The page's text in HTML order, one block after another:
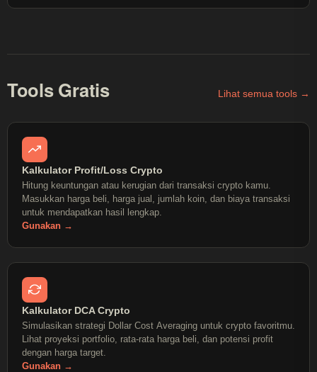
Tools Gratis Lihat semua tools →
Kalkulator Profit/Loss Crypto
Hitung keuntungan atau kerugian dari transaksi crypto kamu.
Masukkan harga beli, harga jual, jumlah koin, dan biaya transaksi
untuk mendapatkan hasil lengkap.
Gunakan →
Kalkulator DCA Crypto
Simulasikan strategi Dollar Cost Averaging untuk crypto favoritmu.
Lihat proyeksi portfolio, rata-rata harga beli, dan potensi profit
dengan harga target.
Gunakan →